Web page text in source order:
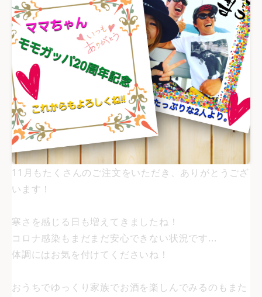
11月もたくさんのご注文をいただき、ありがとうござ
います！
寒さを感じる日も増えてきましたね！
コロナ感染もまだまだ安心できない状況です...
体調にはお気を付けてくださいね！
おうちでゆっくり家族でお酒を楽しんでみるのもまた